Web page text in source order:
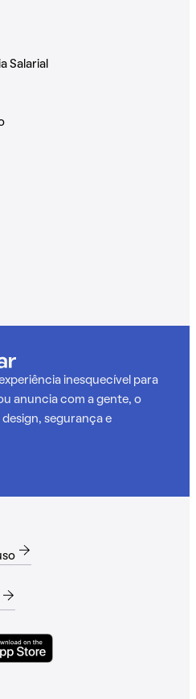
Salarial
inesquecível para
anuncia com a gente, o
segurança e